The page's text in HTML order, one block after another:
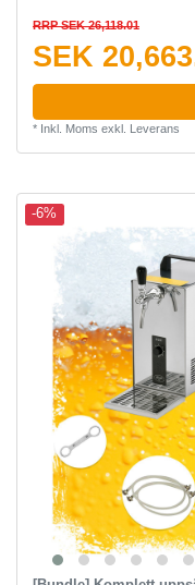
RRP SEK 26,118.01
SEK
* Inkl. Moms exkl. Leverans
-6%